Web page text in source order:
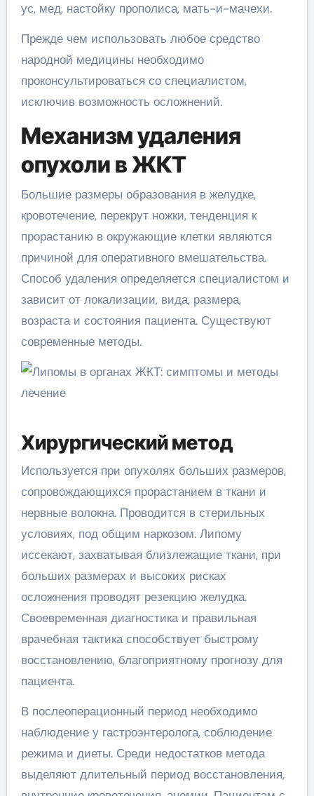
ус, мед, настойку прополиса, мать-и-мачехи.
Прежде чем использовать любое средство
народной медицины необходимо
проконсультироваться со специалистом,
исключив возможность осложнений.
Механизм удаления
опухоли в ЖКТ
Большие размеры образования в желудке,
кровотечение, перекрут ножки, тенденция к
прорастанию в окружающие клетки являются
причиной для оперативного вмешательства.
Способ удаления определяется специалистом и
зависит от локализации, вида, размера,
возраста и состояния пациента. Существуют
современные методы.
Хирургический метод
Используется при опухолях больших размеров,
сопровождающихся прорастанием в ткани и
нервные волокна. Проводится в стерильных
условиях, под общим наркозом. Липому
иссекают, захватывая близлежащие ткани, при
больших размерах и высоких рисках
осложнения проводят резекцию желудка.
Своевременная диагностика и правильная
врачебная тактика способствует быстрому
восстановлению, благоприятному прогнозу для
пациента.
В послеоперационный период необходимо
наблюдение у гастроэнтеролога, соблюдение
режима и диеты. Среди недостатков метода
выделяют длительный период восстановления,